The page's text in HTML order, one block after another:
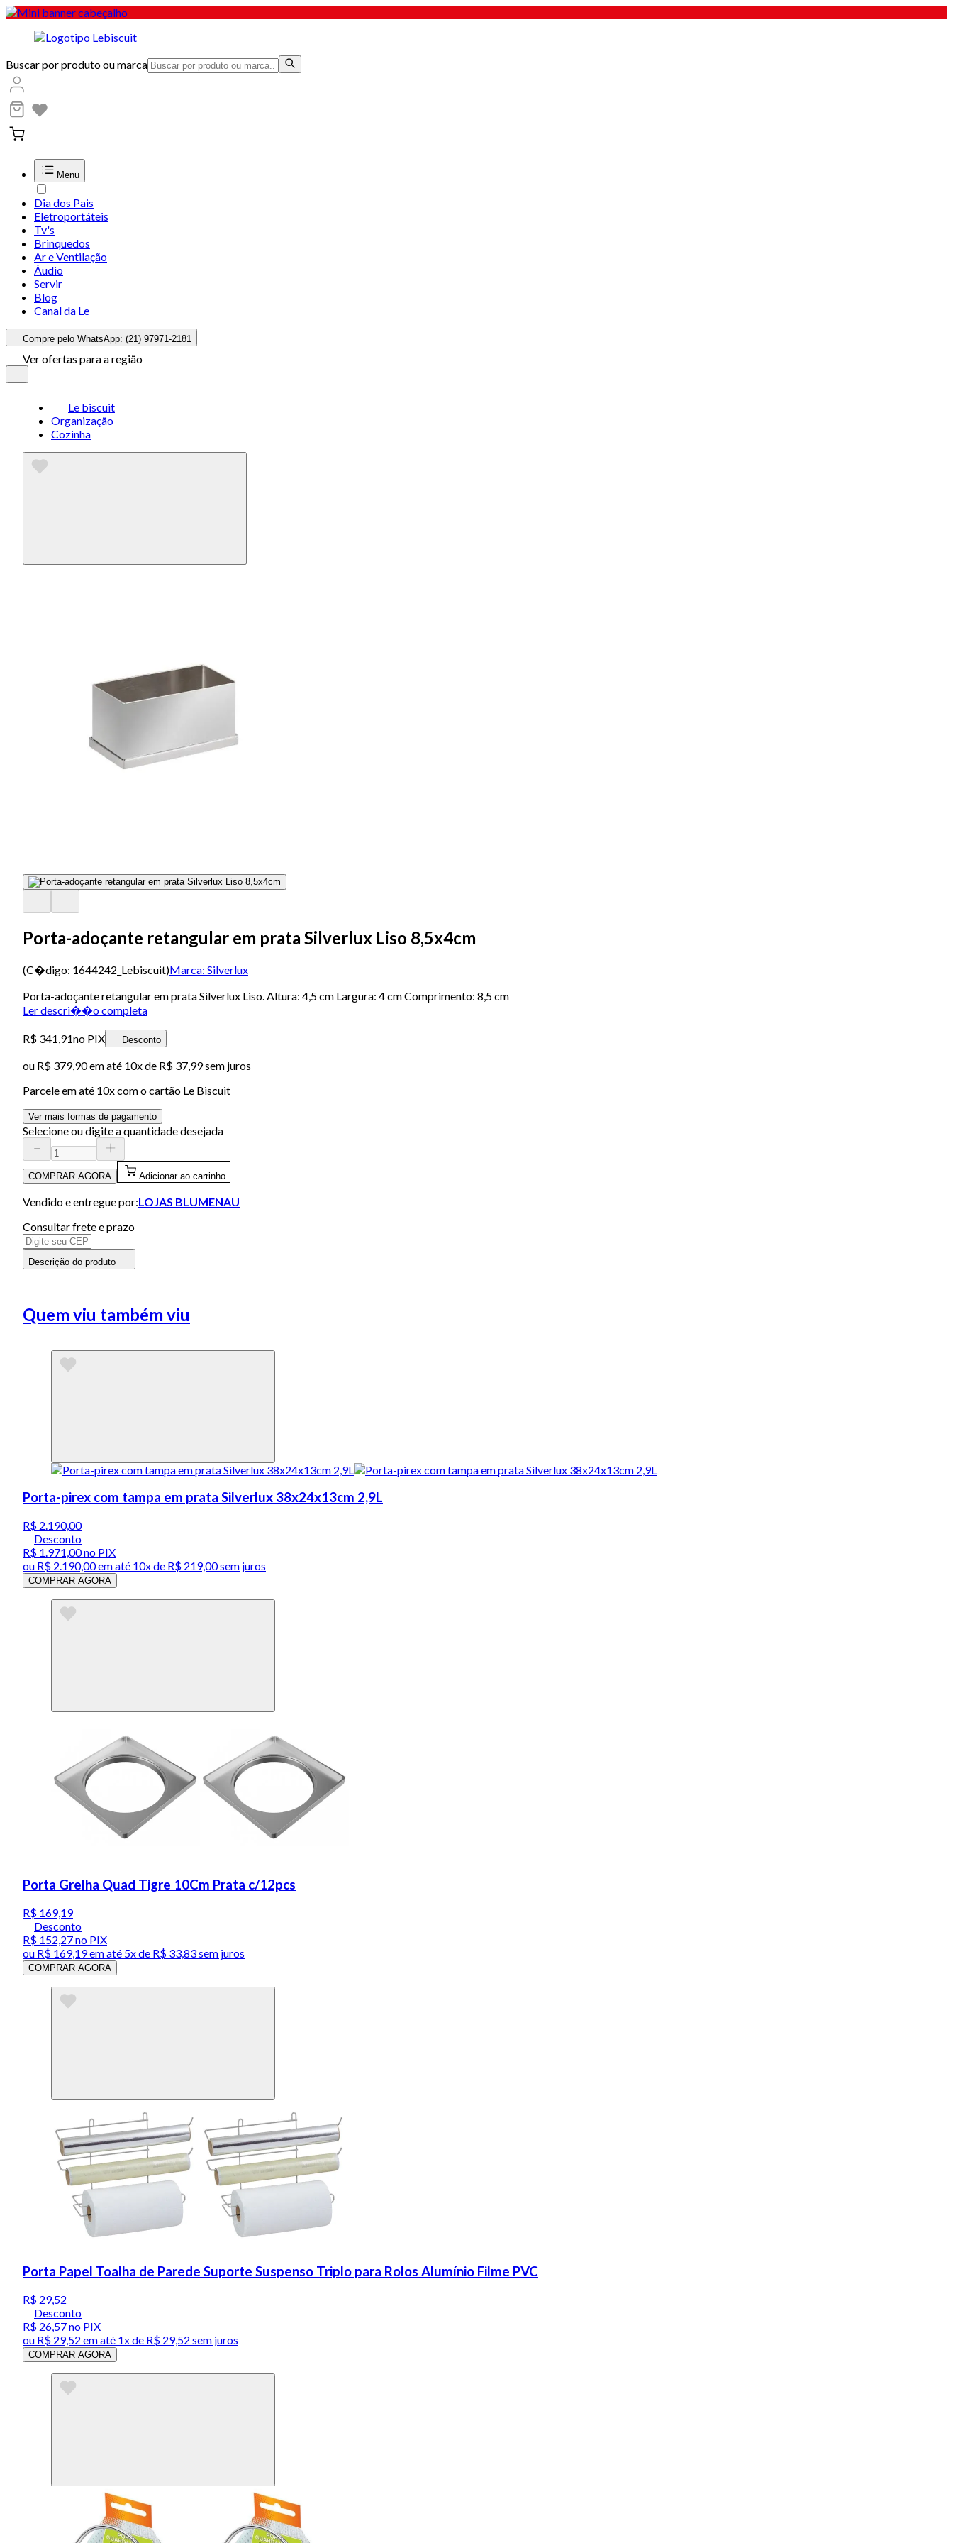
Buscar por produto ou marca
Menu
Dia dos Pais
Eletroportáteis
Tv's
Brinquedos
Ar e Ventilação
Áudio
Servir
Blog
Canal da Le
Compre pelo WhatsApp: (21) 97971-2181
Ver ofertas para a região
Le biscuit
Organização
Cozinha
Porta-adoçante retangular em prata Silverlux Liso 8,5x4cm
(C�digo: 1644242_Lebiscuit)Marca: Silverlux
Porta-adoçante retangular em prata Silverlux Liso. Altura: 4,5 cm Largura: 4 cm Comprimento: 8,5 cm
Ler descri��o completa
R$ 341,91no PIX Desconto
ou R$ 379,90em até 10x de R$ 37,99 sem juros
Parcele em até 10x com o cartão Le Biscuit
Ver mais formas de pagamento
Selecione ou digite a quantidade desejada
COMPRAR AGORA Adicionar ao carrinho
Vendido e entregue por:LOJAS BLUMENAU
Consultar frete e prazo
Descrição do produto
Quem viu também viu
Porta-pirex com tampa em prata Silverlux 38x24x13cm 2,9L
R$ 2.190,00
Desconto
R$ 1.971,00no PIX
ou R$ 2.190,00em até 10x de R$ 219,00 sem juros
COMPRAR AGORA
Porta Grelha Quad Tigre 10Cm Prata c/12pcs
R$ 169,19
Desconto
R$ 152,27no PIX
ou R$ 169,19em até 5x de R$ 33,83 sem juros
COMPRAR AGORA
Porta Papel Toalha de Parede Suporte Suspenso Triplo para Rolos Alumínio Filme PVC
R$ 29,52
Desconto
R$ 26,57no PIX
ou R$ 29,52 em até 1x de R$ 29,52 sem juros
COMPRAR AGORA